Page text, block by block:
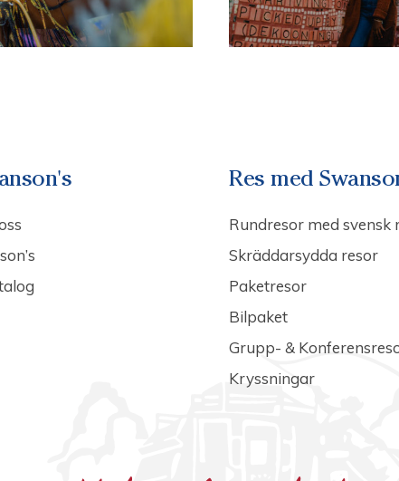
Res med
Rundresor med svensk
Skräddarsydda resor
Paketresor
Bilpaket
Grupp- &
Kryssningar